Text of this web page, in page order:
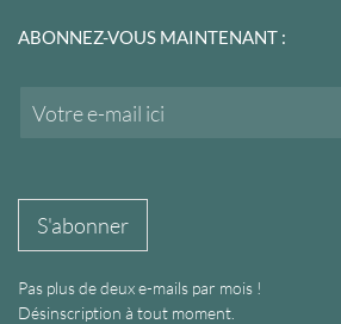
ABONNEZ-VOUS MAINTENANT :
S'abonner
Pas plus de deux e-mails par mois !
Désinscription à tout moment.